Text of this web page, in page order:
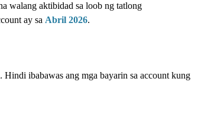
walang aktibidad sa loob ng tatlong
ay sa Abril 2026.
ibabawas ang mga bayarin sa account kung